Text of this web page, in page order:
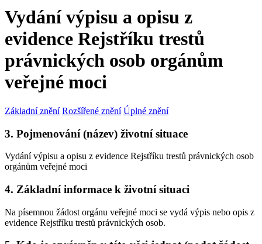
Vydání výpisu a opisu z
evidence Rejstříku trestů
právnických osob orgánům
veřejné moci
Základní znění Rozšířené znění Úplné znění
3. Pojmenování (název) životní situace
Vydání výpisu a opisu z evidence Rejstříku trestů právnických osob
orgánům veřejné moci
4. Základní informace k životní situaci
Na písemnou žádost orgánu veřejné moci se vydá výpis nebo opis z
evidence Rejstříku trestů právnických osob.